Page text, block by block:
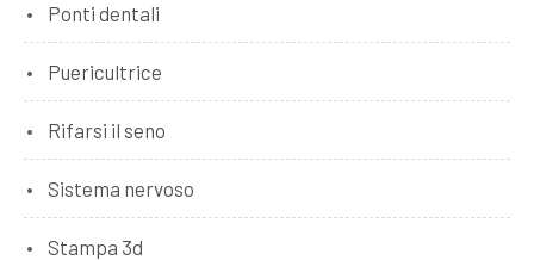
Ponti dentali
Puericultrice
Rifarsi il seno
Sistema nervoso
Stampa 3d